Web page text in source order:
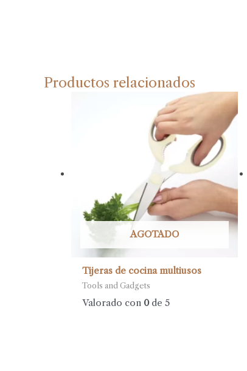
Productos relacionados
AGOTADO
Tijeras de cocina multiusos
Tools and Gadgets
Valorado con 0de 5